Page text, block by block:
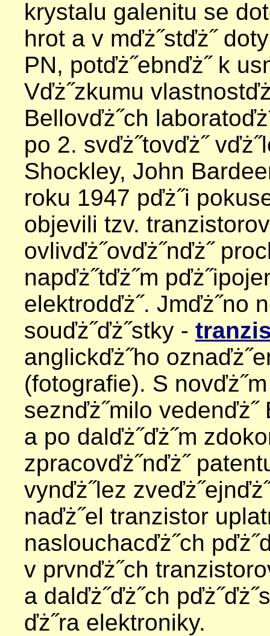
krystalu galenitu se
hrot a v mďż˝stďż˝
PN, potďż˝ebnďż˝ k
Vďż˝zkumu
Bellovďż˝ch
po 2. svďż˝tovďż˝
Shockley, John
roku 1947 pďż˝i
objevili tzv.
ovlivďż˝ovďż˝nďż˝
napďż˝tďż˝m
elektrodďż˝. Jmďż˝no
souďż˝ďż˝stky -
anglickďż˝ho
(fotografie). S
seznďż˝milo vedenďż˝
a po dalďż˝ďż˝m
zpracovďż˝nďż˝
vynďż˝lez
naďż˝el tranzistor
naslouchacďż˝ch
v prvnďż˝ch
a dalďż˝ďż˝ch
ďż˝ra elektroniky.